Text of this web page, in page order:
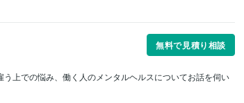
無料で見積り相談
上での悩み、働く人のメンタルヘルスについてお話を伺い